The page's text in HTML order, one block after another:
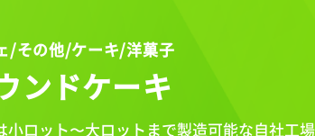
/その他/ケーキ/洋菓子
ンドケーキ
小ロット〜大ロットまで製造可能な自社工